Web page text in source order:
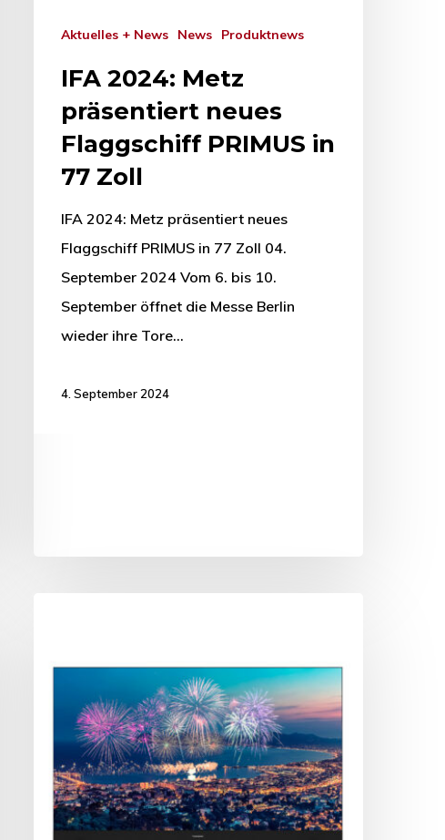
Aktuelles + News News Produktnews
IFA 2024: Metz
präsentiert neues
Flaggschiff PRIMUS in
77 Zoll
IFA 2024: Metz präsentiert neues
Flaggschiff PRIMUS in 77 Zoll 04.
September 2024 Vom 6. bis 10.
September öffnet die Messe Berlin
wieder ihre Tore…
4. September 2024